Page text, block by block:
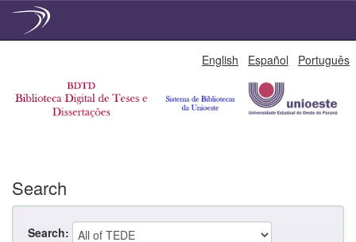
English Español Português
Search
Search: